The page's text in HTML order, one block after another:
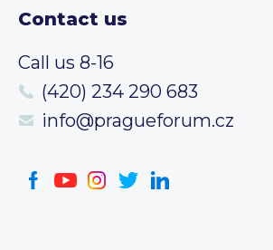
Contact us
Call us 8-16
(420) 234 290 683
info@pragueforum.cz